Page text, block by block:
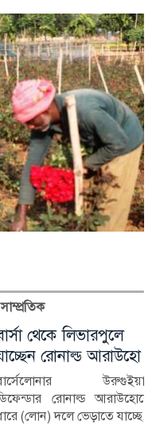
সাম্প্রতিক
চিকিৎসক নিরাপদ
থাকলেই বদলাবে
স্বাস্থ্যসেবার চিত্র
বাংলাদেশের স্বাস্থ্য খাতে
কয়েক দশকে